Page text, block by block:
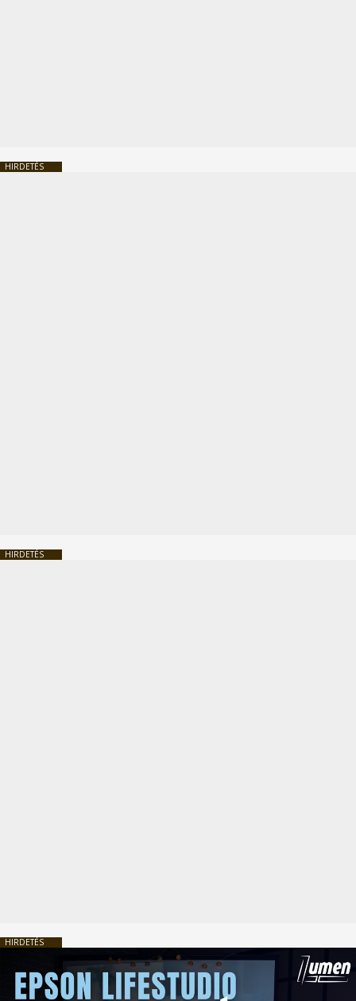
HIRDETÉS
HIRDETÉS
HIRDETÉS